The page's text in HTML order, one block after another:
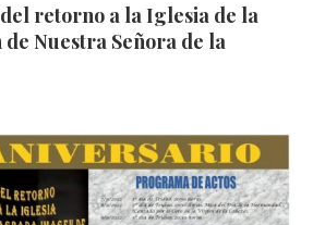
retorno a la Iglesia de la
Nuestra Señora de la